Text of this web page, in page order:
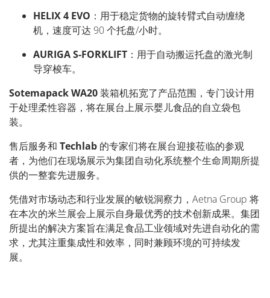
HELIX 4 EVO ：用于稳定货物的旋转臂式自动缠绕
机，速度可达 90个托盘/小时。
AURIGA S-FORKLIFT ：用于自动搬运托盘的激光制
导穿梭车。
SotemapackWA20装箱机拓宽了产品范围，专门设计用
于处理柔性容器，将在展台上展示婴儿食品的自立袋包
装。
售后服务和 Techlab 的专家们将在展台迎接莅临的参观
者，为他们在现场展示为集团自动化系统整个生命周期所提
供的一整套先进服务。
凭借对市场动态和行业发展的敏锐洞察力， Aetna Group 将
在本次的米兰展会上展示自身最优秀的技术创新成果。集团
所提出的解决方案旨在满足食品工业领域对先进自动化的需
求，尤其注重集成性和效率，同时兼顾环境的可持续发
展。